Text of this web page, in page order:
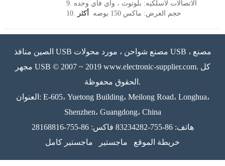
9. الاتصالات لاسلكيه: بلوتوث ، وأي فاي وحده
10. حجم العرض: ماكس 150 بوصه
أكثر
الصين منافذ USB مصنع شواحن ، مورد محولات USB ، مصنع
مجهر USB © 2007 ~ 2019 www.electronic-supplier.com. كل
الحقوق محفوظة.
العنوان: E-605، Yuetong Building، Meilong Road، Longhua،
Shenzhen، Guangdong، China
هاتف: 86-755-83234282 فاكس: 86-755-28168816
خريطة الموقع
ماجستير ماجستير كامل